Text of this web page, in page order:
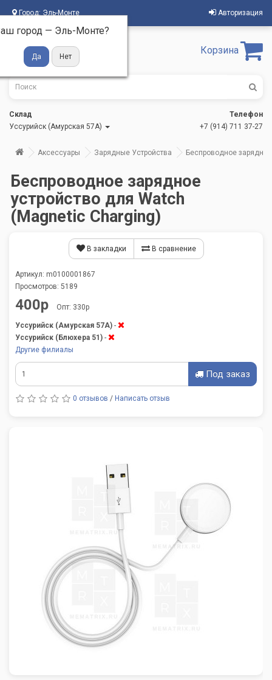
Город: Эль-Монте
город — Эль-Монте?
Авторизация
Корзина
Склад
Уссурийск (Амурская 57А)
Телефон
+7 (914) 711 37-27
Аксессуары Зарядные Устройства Беспроводное
Беспроводное зарядное
устройство для Watch
(Magnetic Charging)
В закладки В сравнение
Артикул: m0100001867
Просмотров: 5189
400р Опт: 330р
Уссурийск (Амурская 57А) -
Уссурийск (Блюхера 51) -
Другие филиалы
Под заказ
0 отзывов / Написать отзыв